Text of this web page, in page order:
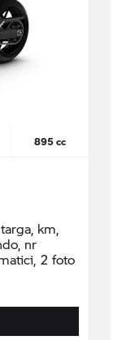
895 cc
km,
nr
2 foto